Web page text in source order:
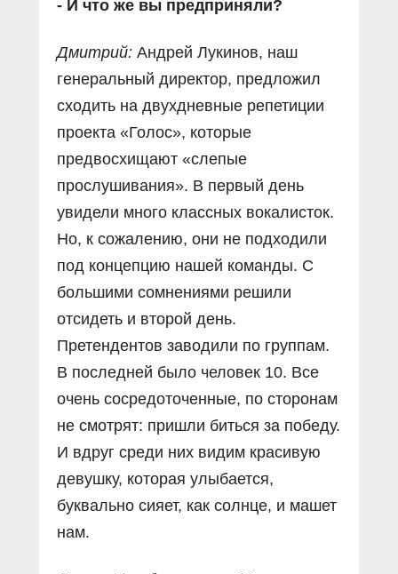
- И что же вы предприняли?
Дмитрий: Андрей Лукинов, наш
генеральный директор, предложил
сходить на двухдневные репетиции
проекта «Голос», которые
предвосхищают «слепые
прослушивания». В первый день
увидели много классных вокалисток.
Но, к сожалению, они не подходили
под концепцию нашей команды. С
большими сомнениями решили
отсидеть и второй день.
Претендентов заводили по группам.
В последней было человек 10. Все
очень сосредоточенные, по сторонам
не смотрят: пришли биться за победу.
И вдруг среди них видим красивую
девушку, которая улыбается,
буквально сияет, как солнце, и машет
нам.